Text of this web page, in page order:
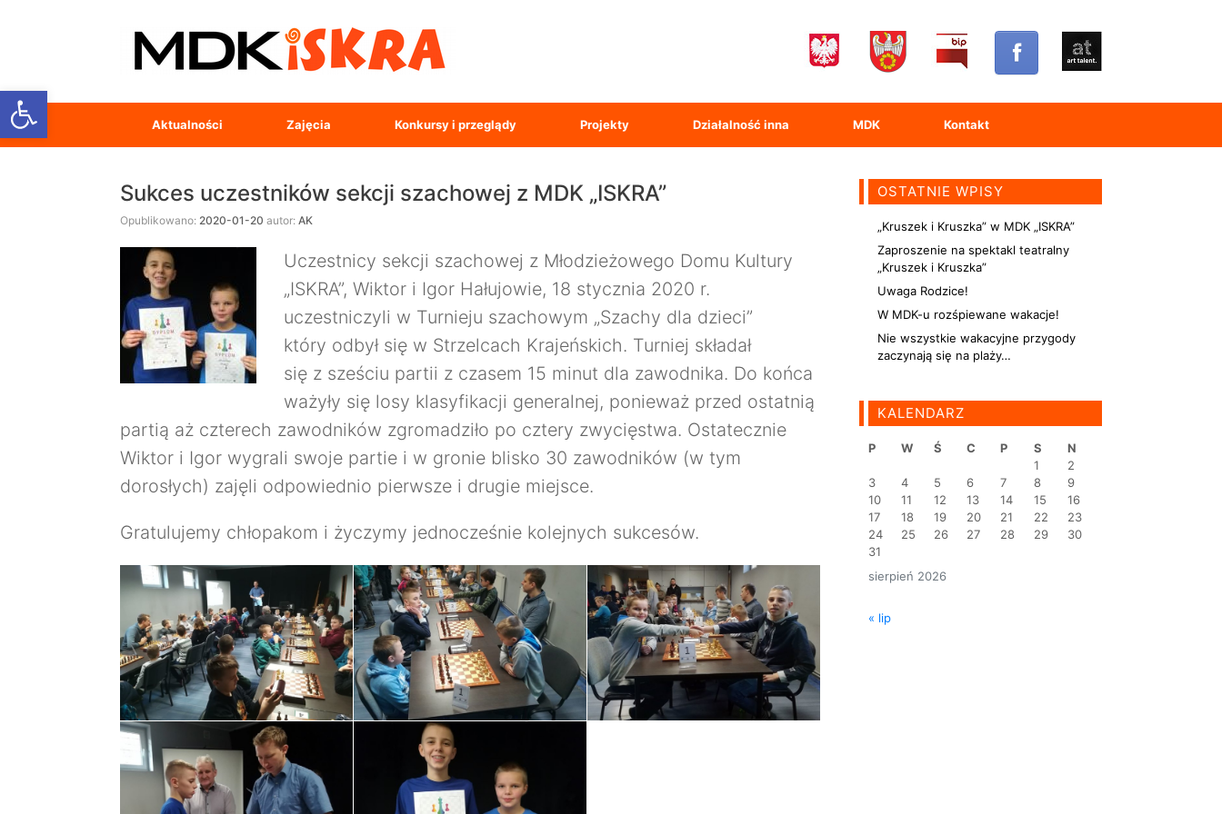
Open toolbar
Aktualności Zajęcia Konkursy i przeglądy Projekty Działalność inna MDK Kontakt
Sukces uczestników sekcji szachowej z MDK „ISKRA”
Opublikowano: 2020-01-20 autor: AK
Uczestnicy sekcji szachowej z Młodzieżowego Domu Kultury
„ISKRA”, Wiktor i Igor Hałujowie, 18 stycznia 2020 r.
uczestniczyli w Turnieju szachowym „Szachy dla dzieci”
który odbył się w Strzelcach Krajeńskich. Turniej składał
się z sześciu partii z czasem 15 minut dla zawodnika. Do końca
ważyły się losy klasyfikacji generalnej, ponieważ przed ostatnią
partią aż czterech zawodników zgromadziło po cztery zwycięstwa. Ostatecznie
Wiktor i Igor wygrali swoje partie i w gronie blisko 30 zawodników (w tym
dorosłych) zajęli odpowiednio pierwsze i drugie miejsce.
Gratulujemy chłopakom i życzymy jednocześnie kolejnych sukcesów.
OSTATNIE WPISY
„Kruszek i Kruszka” w MDK „ISKRA”
Zaproszenie na spektakl teatralny
„Kruszek i Kruszka”
Uwaga Rodzice!
W MDK-u rozśpiewane wakacje!
Nie wszystkie wakacyjne przygody
zaczynają się na plaży…
KALENDARZ
sierpień 2026
P W Ś C P S
N
1
2
3
4 5 6 7 8
9
10
11 12 13 14 15
16
17
18 19 20 21 22
23
24
25 26 27 28 29
30
31
« lip